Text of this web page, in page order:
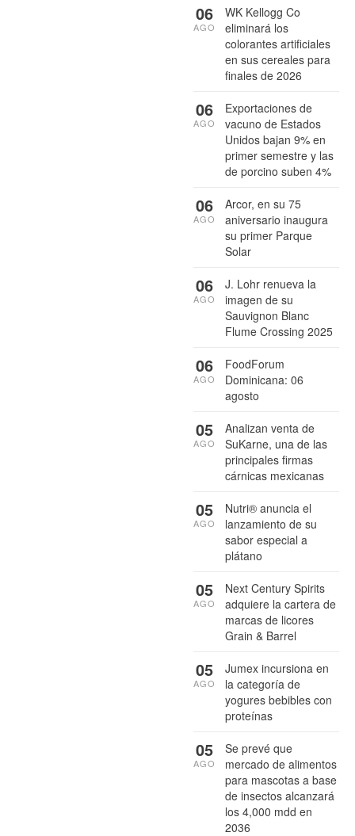
WK Kellogg Co
eliminará los
colorantes artificiales
en sus cereales para
finales de 2026
06
AGO
Exportaciones de
vacuno de Estados
Unidos bajan 9% en
primer semestre y las
de porcino suben 4%
06
AGO
Arcor, en su 75
aniversario inaugura
su primer Parque
Solar
06
AGO
J. Lohr renueva la
imagen de su
Sauvignon Blanc
Flume Crossing 2025
06
AGO
FoodForum
Dominicana: 06
agosto
06
AGO
Analizan venta de
SuKarne, una de las
principales firmas
cárnicas mexicanas
05
AGO
Nutri® anuncia el
lanzamiento de su
sabor especial a
plátano
05
AGO
Next Century Spirits
adquiere la cartera de
marcas de licores
Grain & Barrel
05
AGO
Jumex incursiona en
la categoría de
yogures bebibles con
proteínas
05
AGO
Se prevé que
mercado de alimentos
para mascotas a base
de insectos alcanzará
los 4,000 mdd en
2036
05
AGO